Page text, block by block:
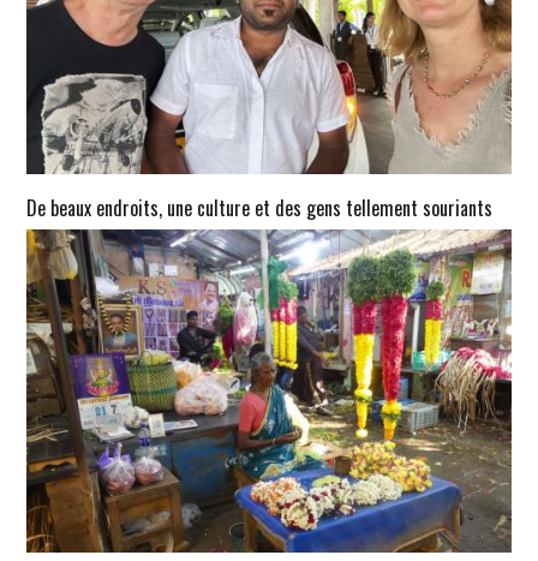
De beaux endroits, une culture et des gens tellement souriants